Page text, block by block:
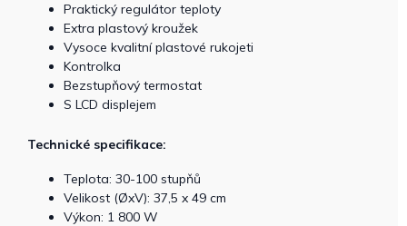
Praktický regulátor teploty
Extra plastový kroužek
Vysoce kvalitní plastové rukojeti
Kontrolka
Bezstupňový termostat
S LCD displejem
Technické specifikace:
Teplota: 30-100 stupňů
Velikost (ØxV): 37,5 x 49 cm
Výkon: 1 800 W